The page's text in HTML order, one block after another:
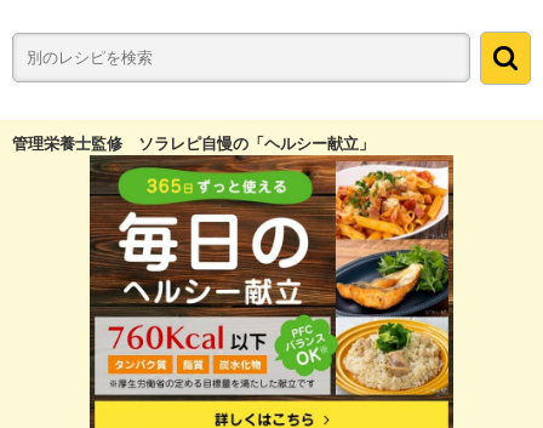
管理栄養士監修 ソラレピ自慢の「ヘルシー献立」